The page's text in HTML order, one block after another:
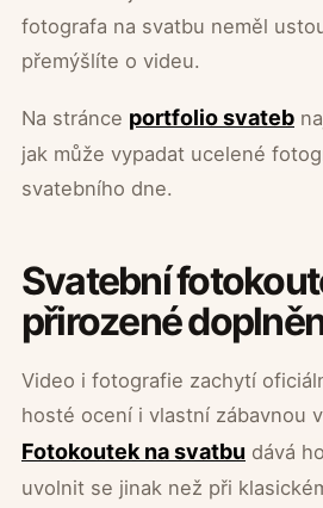
fotografa na svatbu neměl
přemýšlíte o videu.
Na stránce portfolio svateb
jak může vypadat ucelené
svatebního dne.
Svatební
přirozené
Video i fotografie zachytí
hosté ocení i vlastní zábavnou
Fotokoutek na svatbu dává
uvolnit se jinak než při